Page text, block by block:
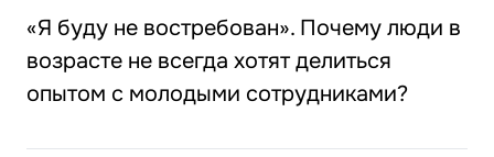
«Я буду не востребован». Почему люди в
возрасте не всегда хотят делиться
опытом с молодыми сотрудниками?